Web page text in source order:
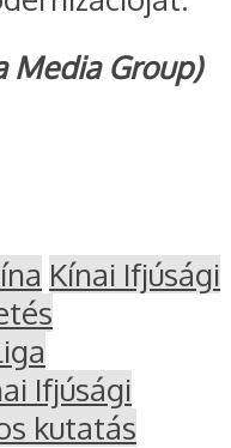
Media Group)
Kínai Ifjúsági
Ifjúsági
kutatás